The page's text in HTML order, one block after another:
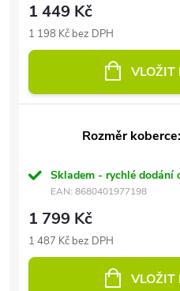
1 449 Kč
1 198 Kč bez DPH
VLOŽIT
Rozměr
Skladem - rychlé dodání
EAN: 8680401977198
1 799 Kč
1 487 Kč bez DPH
VLOŽIT